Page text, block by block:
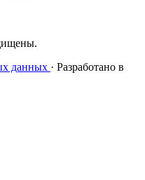
данных · Разработано в